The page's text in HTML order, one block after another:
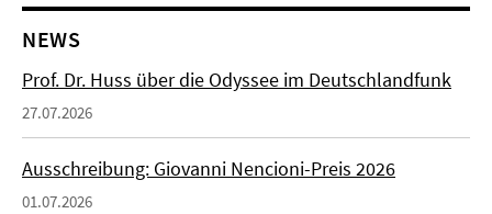
NEWS
Prof. Dr. Huss über die Odyssee im Deutschlandfunk
27.07.2026
Ausschreibung: Giovanni Nencioni-Preis 2026
01.07.2026